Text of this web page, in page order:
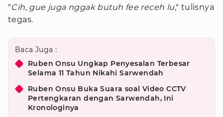
"Cih, gue juga nggak butuh fee receh lu," tulisnya
tegas.
Baca Juga :
Ruben Onsu Ungkap Penyesalan Terbesar
Selama 11 Tahun Nikahi Sarwendah
Ruben Onsu Buka Suara soal Video CCTV
Pertengkaran dengan Sarwendah, Ini
Kronologinya